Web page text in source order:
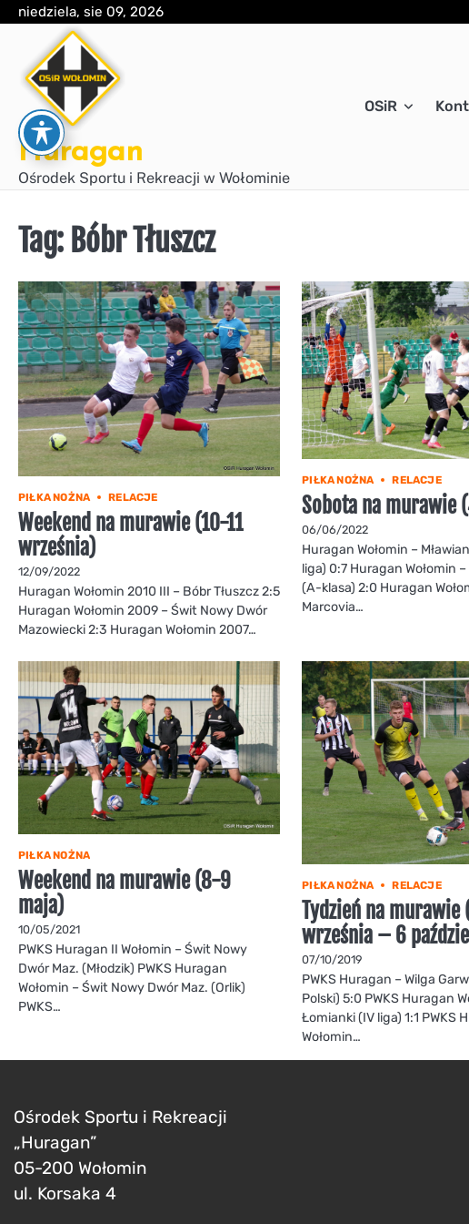
Skip
content
niedziela, sie 09, 2026
Huragan
Ośrodek Sportu i Rekreacji w Wołominie
OSiR
Tag: Bóbr Tłuszcz
PIŁKA NOŻNA RELACJE
Weekend na murawie (10-11
września)
12/09/2022
Huragan Wołomin 2010 III – Bóbr Tłuszcz 2:5
Huragan Wołomin 2009 – Świt Nowy Dwór
Mazowiecki 2:3 Huragan Wołomin 2007…
PIŁKA NOŻNA RELACJE
Sobota na murawie
06/06/2022
Huragan Wołomin –
liga) 0:7 Huragan Wołomin
(A-klasa) 2:0 Huragan
Marcovia…
PIŁKA NOŻNA
Weekend na murawie (8-9
maja)
10/05/2021
PWKS Huragan II Wołomin – Świt Nowy
Dwór Maz. (Młodzik) PWKS Huragan
Wołomin – Świt Nowy Dwór Maz. (Orlik)
PWKS…
PIŁKA NOŻNA RELACJE
Tydzień na murawie
września – 6
07/10/2019
PWKS Huragan – Wilga
Polski) 5:0 PWKS Huragan
Łomianki (IV liga) 1:1 PWKS
Wołomin…
Ośrodek Sportu i Rekreacji
„Huragan”
05-200 Wołomin
ul. Korsaka 4